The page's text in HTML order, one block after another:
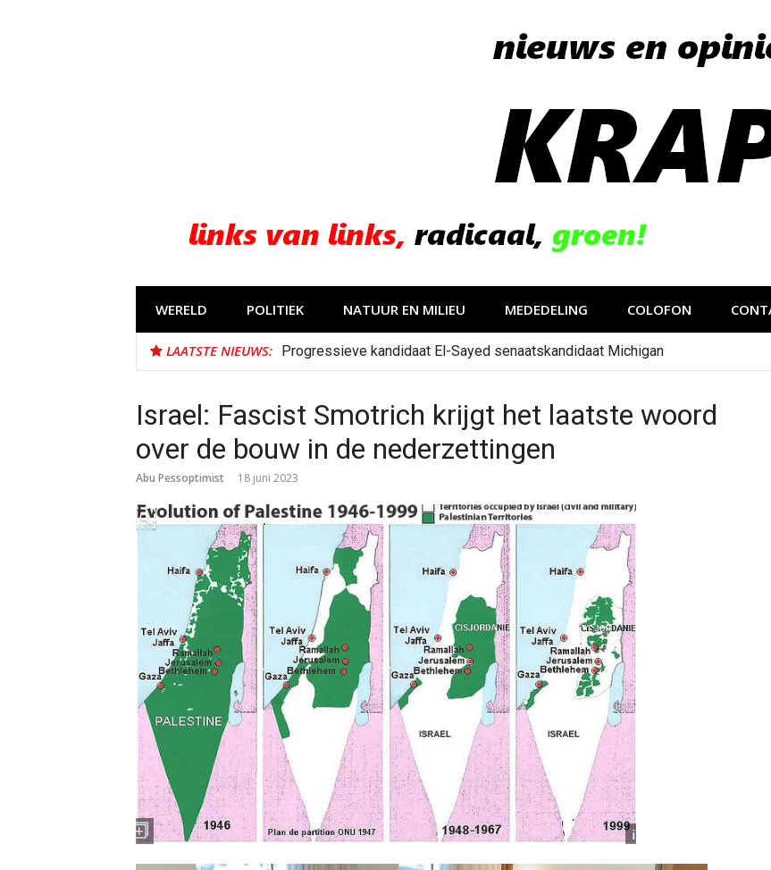
WERELD POLITIEK NATUUR EN MILIEU MEDEDELING COLOFON
LAATSTE NIEUWS: Progressieve kandidaat El-Sayed senaatskandidaat Michigan
Israel: Fascist Smotrich krijgt het laatste woord
over de bouw in de nederzettingen
Abu Pessoptimist 18 juni 2023